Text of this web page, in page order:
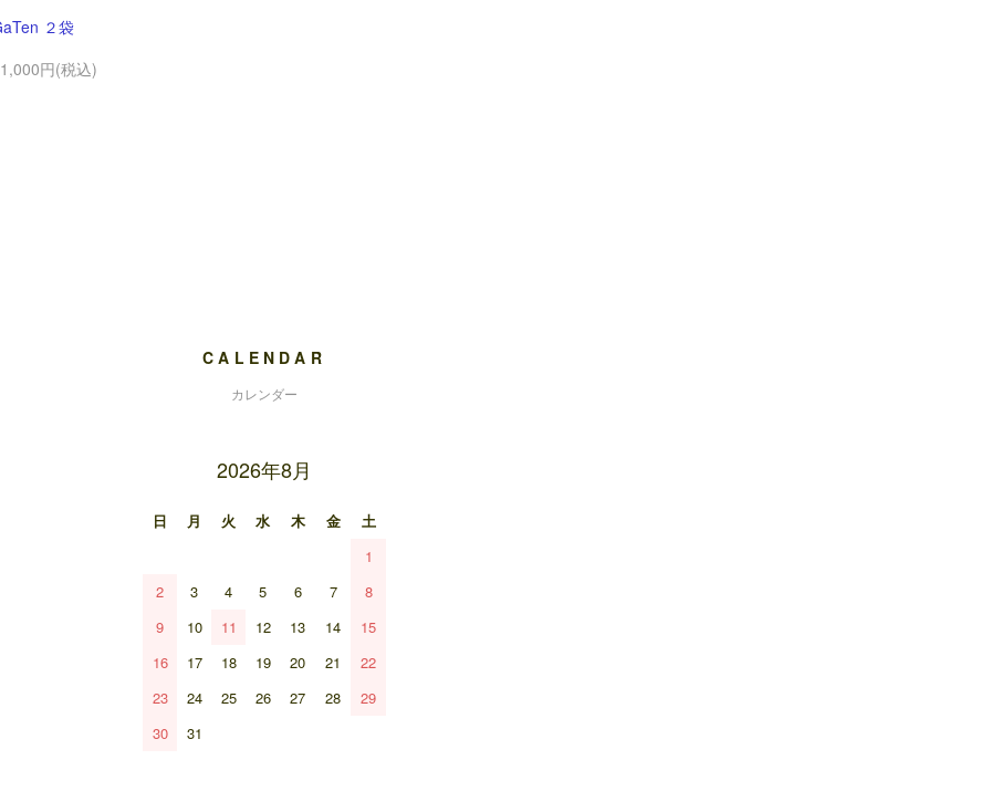
２袋
円(税込)
CALENDAR
カレンダー
2026年8月
日 月 火 水 木 金
土
1
2
3 4 5 6 7
8
9
10 11 12 13 14
15
16
17 18 19 20 21
22
23
24 25 26 27 28
29
30
31